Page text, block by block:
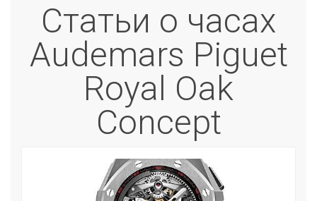
Статьи о часах
Audemars Piguet
Royal Oak
Concept